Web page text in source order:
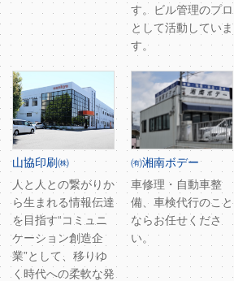
す。ビル管理のプロ
として活動していま
す。
山協印刷㈱
人と人との繋がりか
ら生まれる情報伝達
を目指す“コミュニ
ケーション創造企
業”として、移りゆ
く時代への柔軟な発
㈲湘南ボデー
車修理・自動車整
備、車検代行のこと
ならお任せくださ
い。